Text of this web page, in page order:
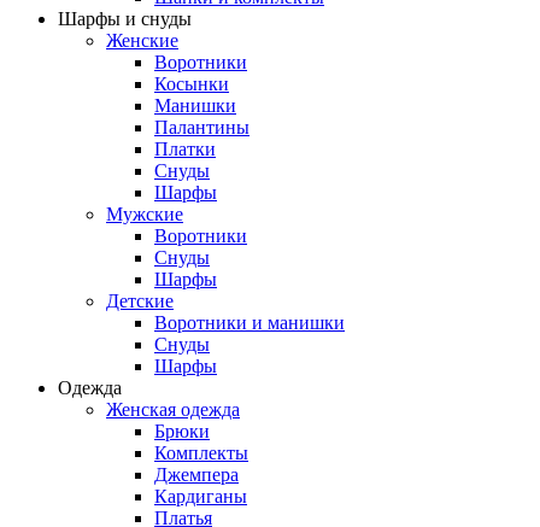
Шарфы и снуды
Женские
Воротники
Косынки
Манишки
Палантины
Платки
Снуды
Шарфы
Мужские
Воротники
Снуды
Шарфы
Детские
Воротники и манишки
Снуды
Шарфы
Одежда
Женская одежда
Брюки
Комплекты
Джемпера
Кардиганы
Платья